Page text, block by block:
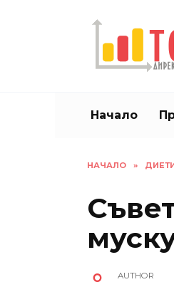
Начало
НАЧАЛО »
AUTHOR